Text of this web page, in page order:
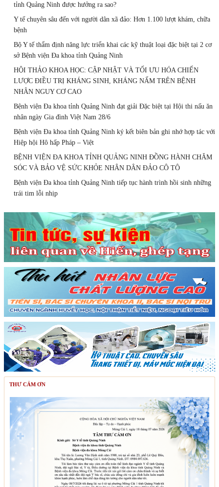
tỉnh Quảng Ninh được hưởng ra sao?
Y tế chuyên sâu đến với người dân xã đảo: Hơn 1.100 lượt khám, chữa
bệnh
Bộ Y tế thẩm định năng lực triển khai các kỹ thuật loại đặc biệt tại 2 cơ
sở Bệnh viện Đa khoa tỉnh Quảng Ninh
HỘI THẢO KHOA HỌC: CẬP NHẬT VÀ TỐI ƯU HÓA CHIẾN
LƯỢC ĐIỀU TRỊ KHÁNG SINH, KHÁNG NẤM TRÊN BỆNH
NHÂN NGUY CƠ CAO
Bệnh viện Đa khoa tỉnh Quảng Ninh đạt giải Đặc biệt tại Hội thi nấu ăn
nhân ngày Gia đình Việt Nam 28/6
Bệnh viện Đa khoa tỉnh Quảng Ninh ký kết biên bản ghi nhớ hợp tác với
Hiệp hội Hô hấp Pháp – Việt
BỆNH VIỆN ĐA KHOA TỈNH QUẢNG NINH ĐỒNG HÀNH CHĂM
SÓC VÀ BẢO VỆ SỨC KHỎE NHÂN DÂN ĐẢO CÔ TÔ
Bệnh viện Đa khoa tỉnh Quảng Ninh tiếp tục hành trình hồi sinh những
trái tim lỗi nhịp
THƯ CẢM ƠN